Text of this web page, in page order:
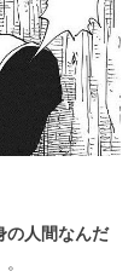
の人間なんだ